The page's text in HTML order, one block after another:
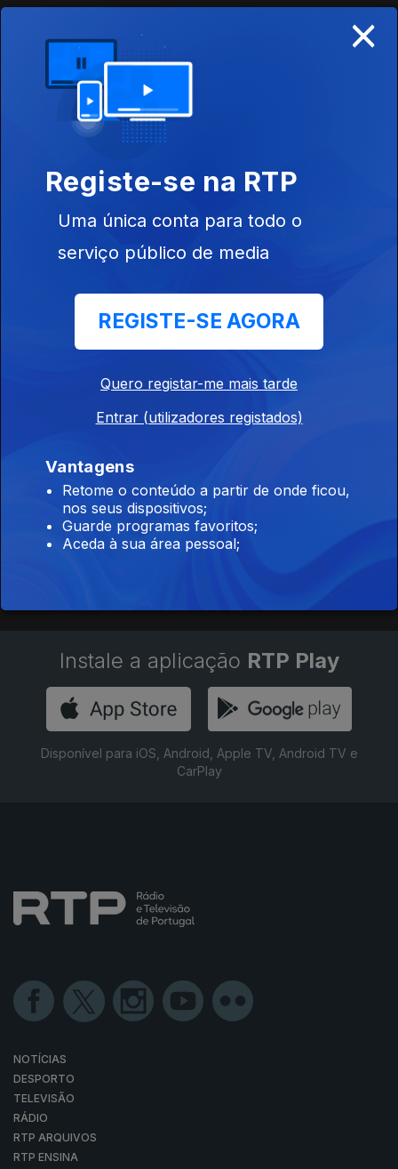
Espinhal
12 out. 2020
Prof. Dulce Brito - Amiloidose Cardíaca
11 mar. 2020
Dra. Luísa Carvalho - Hipertensão Arterial
10 mar. 2020
Doenças Raras
Maratona da Saúde 2020, 7ª Edição dedicada
às Doenças Raras. Apresentação.
02 mar. 2020
Instale a aplicação RTP Play
Disponível para iOS, Android, Apple TV, Android TV e
CarPlay
NOTÍCIAS
DESPORTO
TELEVISÃO
RÁDIO
RTP ARQUIVOS
RTP ENSINA
×
Registe-se na RTP
Uma única conta para todo o
serviço público de media
REGISTE-SE AGORA
Quero registar-me mais tarde
Entrar (utilizadores registados)
Vantagens
Retome o conteúdo a partir de onde ficou,
nos seus dispositivos;
Guarde programas favoritos;
Aceda à sua área pessoal;